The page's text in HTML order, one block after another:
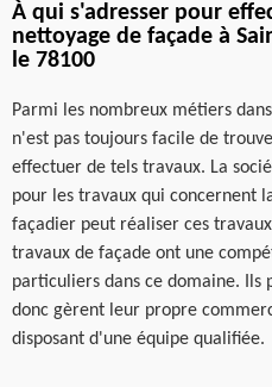
À qui s'adresser pour
nettoyage de façade à
le 78100
Parmi les nombreux métiers
n'est pas toujours facile de
effectuer de tels travaux. La
pour les travaux qui concernent
façadier peut réaliser ces
travaux de façade ont une
particuliers dans ce domaine. Ils
donc gèrent leur propre
disposant d'une équipe qualifiée.